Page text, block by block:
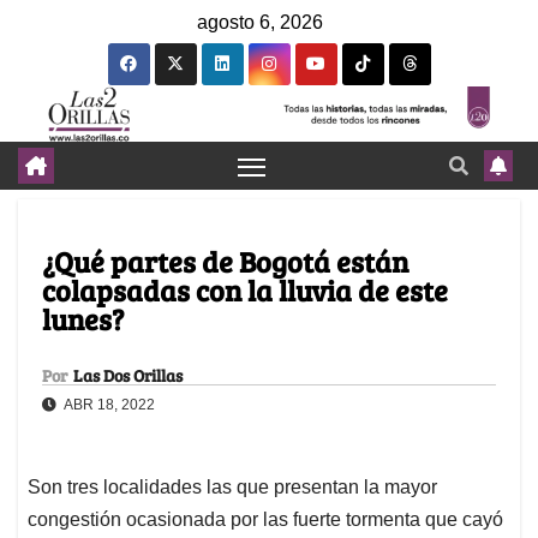
agosto 6, 2026
¿Qué partes de Bogotá están
colapsadas con la lluvia de este
lunes?
Por Las Dos Orillas
ABR 18, 2022
Son tres localidades las que presentan la mayor
congestión ocasionada por las fuerte tormenta que cayó